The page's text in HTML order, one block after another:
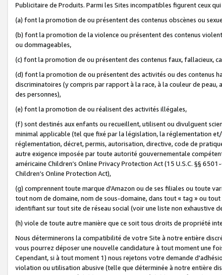
Publicitaire de Produits. Parmi les Sites incompatibles figurent ceux
(a) font la promotion de ou présentent des contenus obscènes ou
(b) font la promotion de la violence ou présentent des contenus
ou dommageables,
(c) font la promotion de ou présentent des contenus faux, fallacieux,
(d) font la promotion de ou présentent des activités ou des contenus
discriminatoires (y compris par rapport à la race, à la couleur de
des personnes),
(e) font la promotion de ou réalisent des activités illégales,
(f) sont destinés aux enfants ou recueillent, utilisent ou divulguent
minimal applicable (tel que fixé par la législation, la réglementation
réglementation, décret, permis, autorisation, directive, code de
autre exigence imposée par toute autorité gouvernementale
américaine Children’s Online Privacy Protection Act (15 U.S.C. §§
Children’s Online Protection Act),
(g) comprennent toute marque d'Amazon ou de ses filiales ou toute
tout nom de domaine, nom de sous-domaine, dans tout « tag » ou
identifiant sur tout site de réseau social (voir une liste non exhaustive
(h) viole de toute autre manière que ce soit tous droits de propriété
Nous déterminerons la compatibilité de votre Site à notre entière
vous pourrez déposer une nouvelle candidature à tout moment une
Cependant, si à tout moment 1) nous rejetons votre demande
violation ou utilisation abusive (telle que déterminée à notre entière